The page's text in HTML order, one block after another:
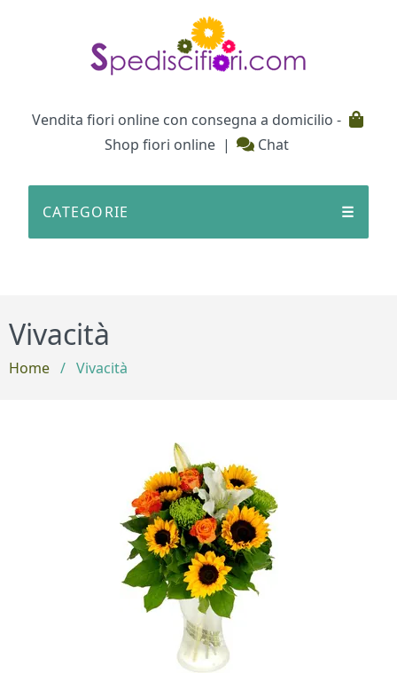
Vendita fiori online con consegna a domicilio -
Shop fiori online | Chat
CATEGORIE ☰
Vivacità
Home / Vivacità